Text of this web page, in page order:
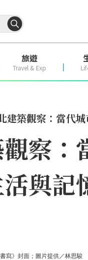
旅遊
Travel & Exp
建築觀察：當代
觀察
與記
寫》封面；圖片提供／林思駿